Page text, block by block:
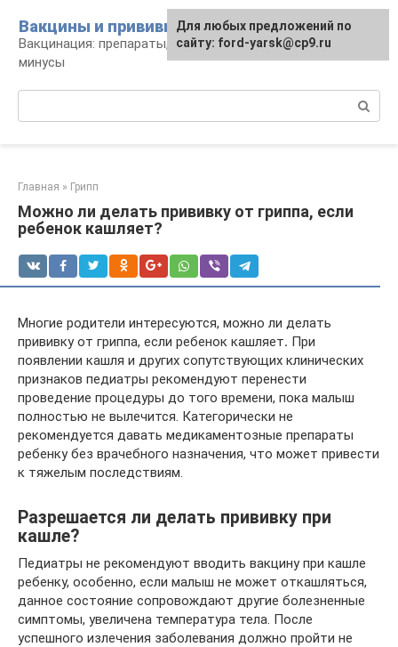
контенту
Вакцины и прививки
Вакцинация: препараты, график, плюсы и
минусы
Главная » Грипп
Можно ли делать прививку от гриппа, если
ребенок кашляет?
Многие родители интересуются, можно ли делать
прививку от гриппа, если ребенок кашляет. При
появлении кашля и других сопутствующих клинических
признаков педиатры рекомендуют перенести
проведение процедуры до того времени, пока малыш
полностью не вылечится. Категорически не
рекомендуется давать медикаментозные препараты
ребенку без врачебного назначения, что может привести
к тяжелым последствиям.
Разрешается ли делать прививку при
кашле?
Педиатры не рекомендуют вводить вакцину при кашле
ребенку, особенно, если малыш не может откашляться,
данное состояние сопровождают другие болезненные
симптомы, увеличена температура тела. После
успешного излечения заболевания должно пройти не
Для любых предложений по
сайту: ford-yarsk@cp9.ru